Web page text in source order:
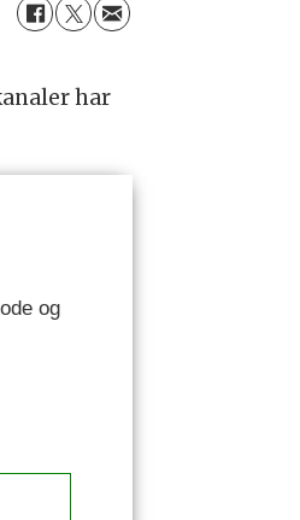
har
og